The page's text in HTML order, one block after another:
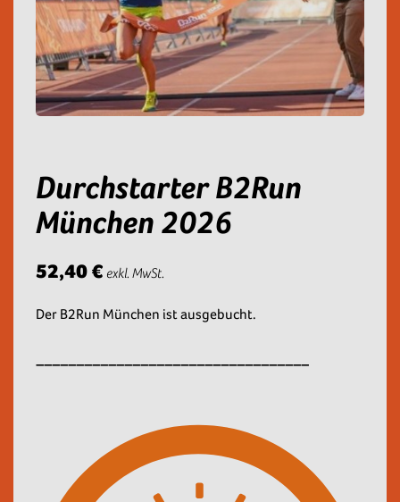
Durchstarter B2Run
München 2026
52,40 € exkl. MwSt.
Der B2Run München ist ausgebucht.